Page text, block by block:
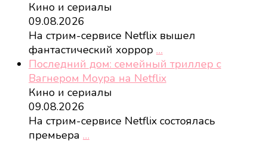
Кино и сериалы
09.08.2026
На стрим-сервисе Netflix вышел
фантастический хоррор …
Последний дом: семейный триллер с
Вагнером Моура на Netflix
Кино и сериалы
09.08.2026
На стрим-сервисе Netflix состоялась
премьера …